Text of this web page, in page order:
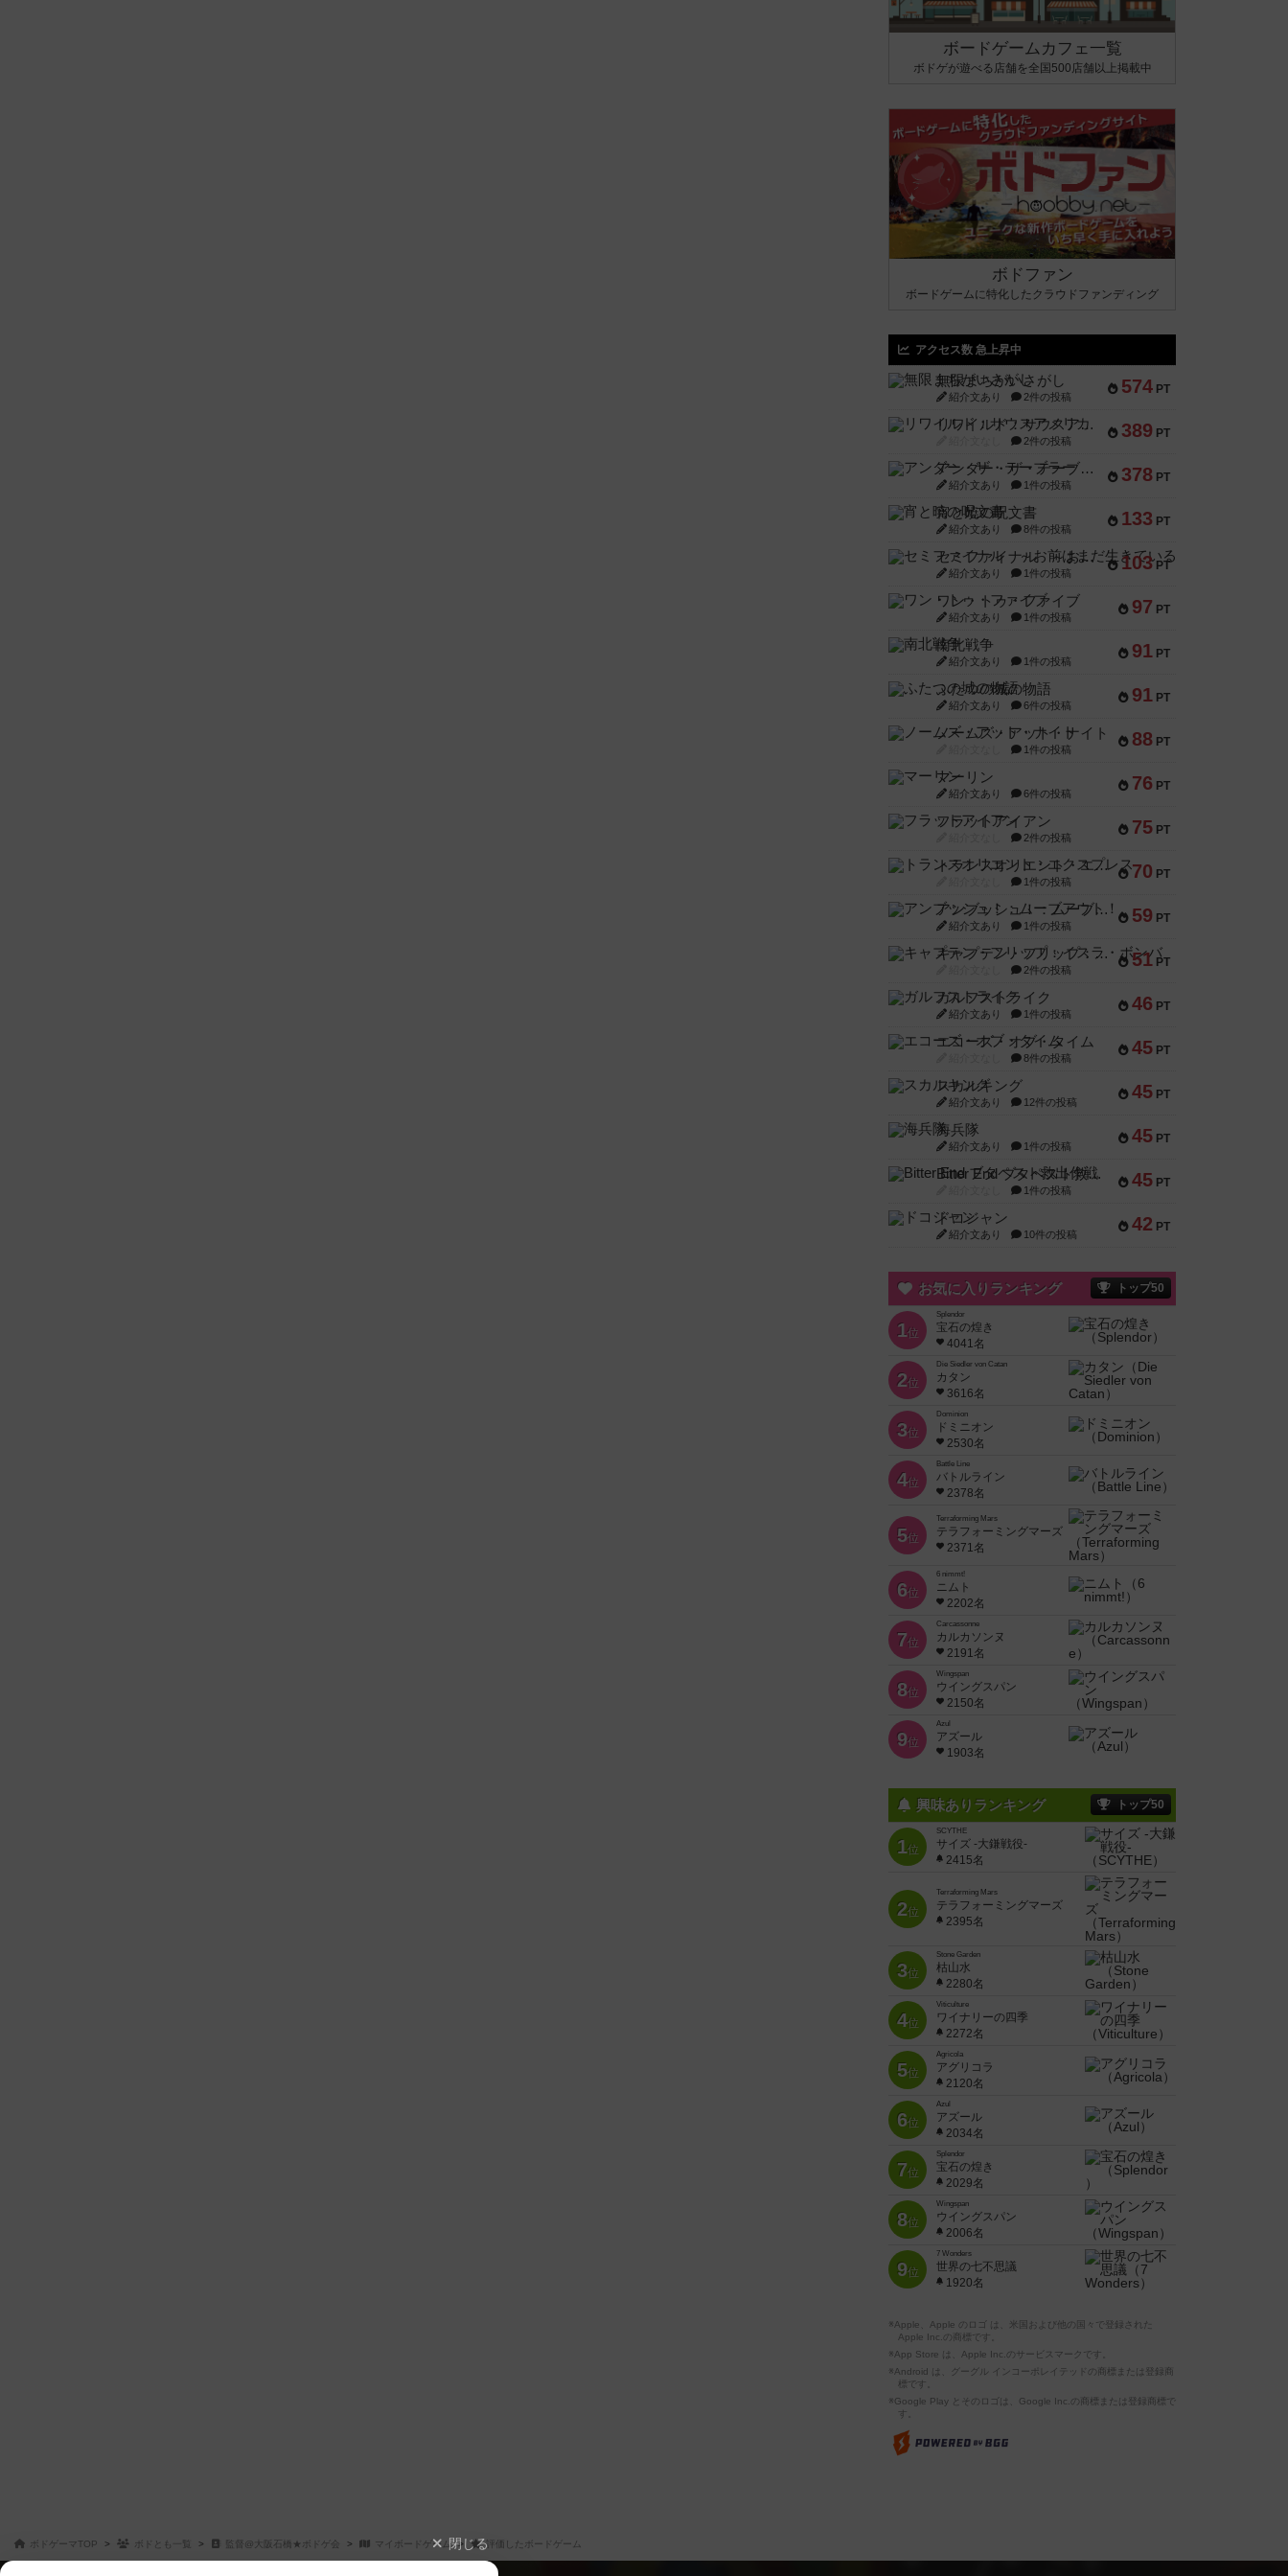
ボードゲームカフェ一覧
ボドゲが遊べる店舗を全国500店舗以上掲載中
ボドファン
ボードゲームに特化したクラウドファンディング
アクセス数 急上昇中
574 PT
無限まちがいさがし
紹介文あり 2件の投稿
389 PT
リワイルド：サウスアメリカ
2件の投稿
378 PT
アンダー・ザ・テーブラー
紹介文あり 1件の投稿
133 PT
宵と暁の呪文書
紹介文あり 8件の投稿
103 PT
セミファイナル ～お前はまだ生きている～
紹介文あり 1件の投稿
97 PT
ワン・トゥ・ファイブ
紹介文あり 1件の投稿
91 PT
南北戦争
紹介文あり 1件の投稿
91 PT
ふたつの城の物語
紹介文あり 6件の投稿
88 PT
ノームズ・アット・ナイト
1件の投稿
76 PT
マーリン
紹介文あり 6件の投稿
75 PT
フラットアイアン
2件の投稿
70 PT
トランスオリエント・エクスプレス
1件の投稿
59 PT
アンブッシュ！：ムーブアウト！
紹介文あり 1件の投稿
51 PT
キャプテン・フリップ：イスラ・ボンバ
2件の投稿
46 PT
ガルフストライク
紹介文あり 1件の投稿
45 PT
エコーズ・オブ・タイム
8件の投稿
45 PT
スカルキング
紹介文あり 12件の投稿
45 PT
海兵隊
紹介文あり 1件の投稿
45 PT
Bitter End ブタペスト救出作戦
1件の投稿
42 PT
ドコジャン
紹介文あり 10件の投稿
お気に入りランキング トップ50
1位
Splendor
宝石の煌き
4041名
2位
Die Siedler von Catan
カタン
3616名
3位
Dominion
ドミニオン
2530名
4位
Battle Line
バトルライン
2378名
5位
Terraforming Mars
テラフォーミングマーズ
2371名
6位
6 nimmt!
ニムト
2202名
7位
Carcassonne
カルカソンヌ
2191名
8位
Wingspan
ウイングスパン
2150名
9位
Azul
アズール
1903名
興味ありランキング トップ50
1位
SCYTHE
サイズ -大鎌戦役-
2415名
2位
Terraforming Mars
テラフォーミングマーズ
2395名
3位
Stone Garden
枯山水
2280名
4位
Viticulture
ワイナリーの四季
2272名
5位
Agricola
アグリコラ
2120名
6位
Azul
アズール
2034名
7位
Splendor
宝石の煌き
2029名
8位
Wingspan
ウイングスパン
2006名
9位
7 Wonders
世界の七不思議
1920名
※Apple、Apple のロゴ は、米国および他の国々で登録された
Apple Inc.の商標です。
※App Store は、Apple Inc.のサービスマークです。
※Android は、グーグル インコーポレイテッドの商標または登録商
標です。
※Google Play とそのロゴは、Google Inc.の商標または登録商標で
す。
ボドゲーマTOP ボドとも一覧 監督@大阪石橋★ボドゲ会 マイボードゲーム 評価したボードゲーム
閉じる